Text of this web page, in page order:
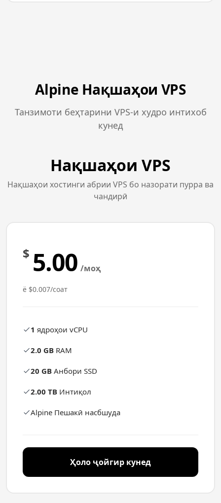
Alpine Нақшаҳои VPS
Танзимоти беҳтарини VPS-и худро интихоб
кунед
Нақшаҳои VPS
Нақшаҳои хостинги абрии VPS бо назорати пурра ва
чандирӣ
$ 5.00 /моҳ
ё $0.007/соат
1 ядроҳои vCPU
2.0 GB RAM
20 GB Анбори SSD
2.00 TB Интиқол
Alpine Пешакӣ насбшуда
Ҳоло ҷойгир кунед